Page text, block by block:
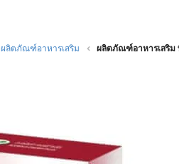
ผลิตภัณฑ์อาหารเสริม ผลิตภัณฑ์อาหารเสริม